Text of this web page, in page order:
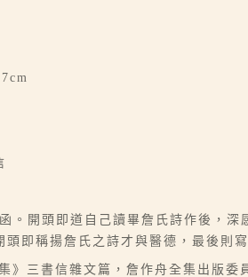
。開頭即道自己讀畢詹氏詩作後，
即稱揚詹氏之詩才與醫德，最後則
》三書信雜文篇，詹作舟全集出版委